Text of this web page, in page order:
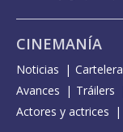
CINEMANÍA
Noticias Cartelera
Avances
Tráilers
Actores y actrices